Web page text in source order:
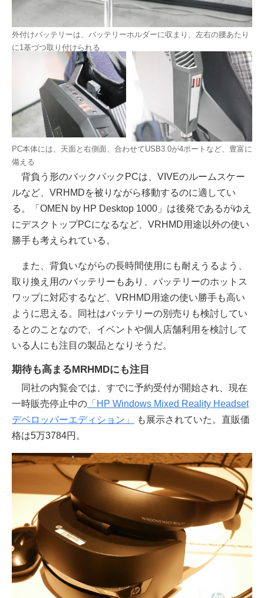
外付けバッテリーは、バッテリーホルダーに収まり、左右の腰あたり
に1基づつ取り付けられる
PC本体には、天面と右側面、合わせてUSB3.0が4ポートなど、豊富に
備える
背負う形のバックパックPCは、VIVEのルームスケー
ルなど、VRHMDを被りながら移動するのに適してい
る。「OMEN by HP Desktop 1000」は後発であるがゆえ
にデスクトップPCになるなど、VRHMD用途以外の使い
勝手も考えられている。
また、背負いながらの長時間使用にも耐えうるよう、
取り換え用のバッテリーもあり、バッテリーのホットス
ワップに対応するなど、VRHMD用途の使い勝手も高い
ように思える。同社はバッテリーの別売りも検討してい
るとのことなので、イベントや個人店舗利用を検討して
いる人にも注目の製品となりそうだ。
期待も高まるMRHMDにも注目
同社の内覧会では、すでに予約受付が開始され、現在
一時販売停止中の 「HP Windows Mixed Reality Headset
デベロッパーエディション」
も展示されていた。直販価
格は5万3784円。